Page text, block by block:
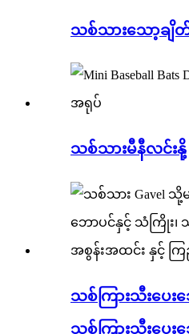
သစ်သားသော့ချိ
သစ်သားမီနီလင်းနို့
သစ်ကြားသီးပေး
သစ်ကြားသီးပေး